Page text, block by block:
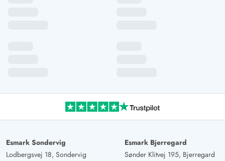
Esmark Sondervig
Lodbergsvej 18, Sondervig
Esmark Bjerregard
Sønder Klitvej 195, Bjerregard